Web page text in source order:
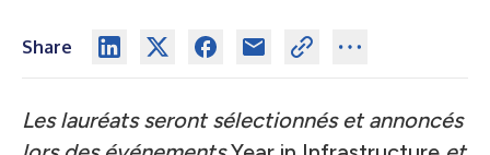
Share
Les lauréats seront sélectionnés et annoncés